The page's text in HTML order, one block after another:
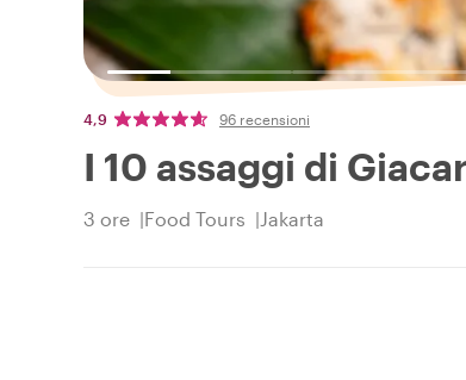
4,9 96 recensioni
I 10 assaggi di
3 ore Food Tours Jakarta